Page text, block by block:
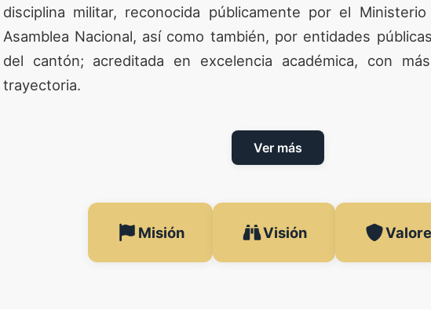
disciplina militar, reconocida públicamente por el
Asamblea Nacional, así como también, por entidades
del cantón; acreditada en excelencia académica, con
trayectoria.
Ver más
Misión Visión